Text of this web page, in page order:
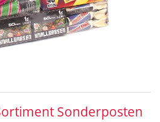
Sonderposten